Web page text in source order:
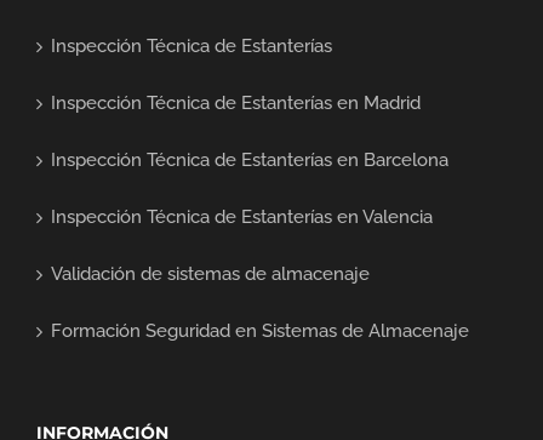
Inspección Técnica de Estanterías
Inspección Técnica de Estanterías en Madrid
Inspección Técnica de Estanterías en Barcelona
Inspección Técnica de Estanterías en Valencia
Validación de sistemas de almacenaje
Formación Seguridad en Sistemas de Almacenaje
INFORMACIÓN